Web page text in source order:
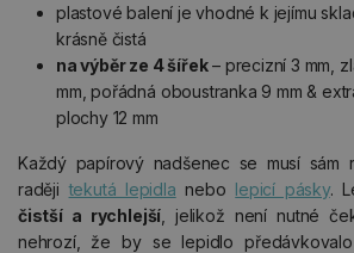
plastové balení je vhodné k jejímu
krásně čistá
na výběr ze 4 šířek– precizní 3 mm,
mm, pořádná oboustranka 9 mm &
plochy 12 mm
Každý papírový nadšenec se musí sám
radějitekutá lepidla nebo lepicí pásky.
čistší a rychlejší , jelikož není nutné
nehrozí, že by se lepidlo